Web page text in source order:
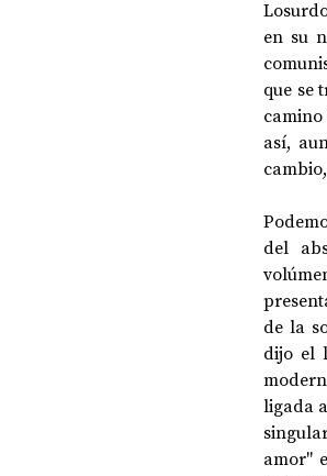
CIENCIA Y
en su
que se
así,
del
de la
dijo el
ligada
amor"